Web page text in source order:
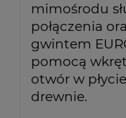
mimośrodu
połączenia
gwintem
pomocą
otwór w
drewnie.